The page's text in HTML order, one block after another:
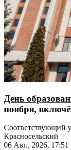
День
ноября,
Соответствующий
Красносельский
06 Авг., 2026, 17:51